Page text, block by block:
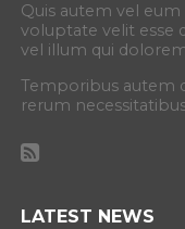
Quis autem vel
voluptate velit esse
vel illum qui
Temporibus autem
rerum
LATEST NEWS